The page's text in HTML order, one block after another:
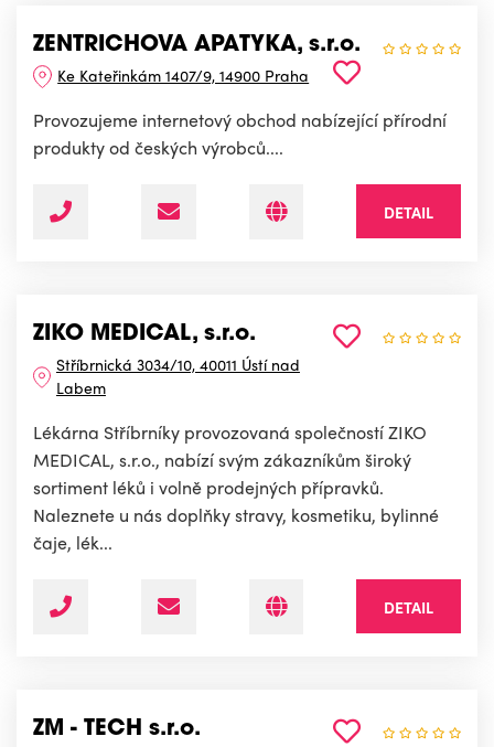
ZENTRICHOVA APATYKA, s.r.o.
Ke Kateřinkám 1407/9, 14900 Praha
Provozujeme internetový obchod nabízející přírodní
produkty od českých výrobců....
DETAIL
ZIKO MEDICAL, s.r.o.
Stříbrnická 3034/10, 40011 Ústí nad
Labem
Lékárna Stříbrníky provozovaná společností ZIKO
MEDICAL, s.r.o., nabízí svým zákazníkům široký
sortiment léků i volně prodejných přípravků.
Naleznete u nás doplňky stravy, kosmetiku, bylinné
čaje, lék...
DETAIL
ZM - TECH s.r.o.